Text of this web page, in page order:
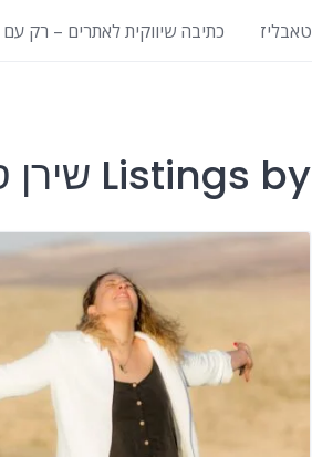
טאבליז כתיבה שיווקית לאתרים – רק
Listings by שירן סרור